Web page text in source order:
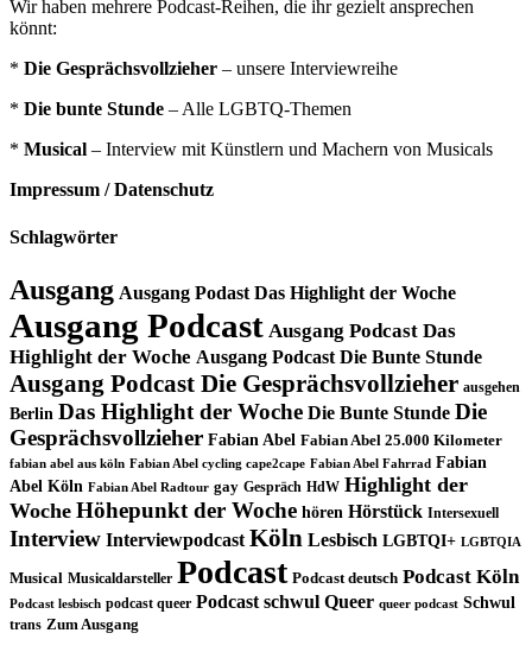
Wir haben mehrere Podcast-Reihen, die ihr gezielt ansprechen
könnt:
* Die Gesprächsvollzieher – unsere Interviewreihe
* Die bunte Stunde – Alle LGBTQ-Themen
* Musical – Interview mit Künstlern und Machern von Musicals
Impressum / Datenschutz
Schlagwörter
Ausgang Ausgang Podast Das Highlight der Woche
Ausgang Podcast Ausgang Podcast Das
Highlight der Woche Ausgang Podcast Die Bunte Stunde
Ausgang Podcast Die Gesprächsvollzieher ausgehen
Berlin Das Highlight der Woche Die Bunte Stunde Die
Gesprächsvollzieher Fabian Abel Fabian Abel 25.000 Kilometer
fabian abel aus köln Fabian Abel cycling cape2cape Fabian Abel Fahrrad Fabian
Abel Köln Fabian Abel Radtour gay Gespräch HdW Highlight der
Woche Höhepunkt der Woche hören Hörstück Intersexuell
Interview Interviewpodcast Köln Lesbisch LGBTQI+ LGBTQIA
Musical Musicaldarsteller Podcast Podcast deutsch Podcast Köln
Podcast lesbisch podcast queer Podcast schwul Queer queer podcast Schwul
trans Zum Ausgang